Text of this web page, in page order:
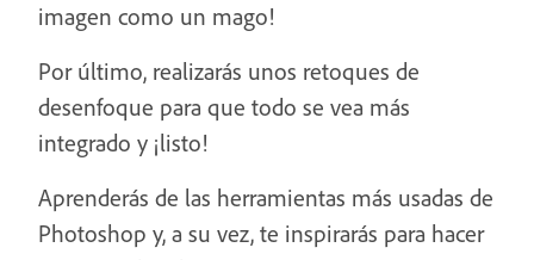
imagen como un mago!
Por último, realizarás unos retoques de
desenfoque para que todo se vea más
integrado y ¡listo!
Aprenderás de las herramientas más usadas de
Photoshop y, a su vez, te inspirarás para hacer